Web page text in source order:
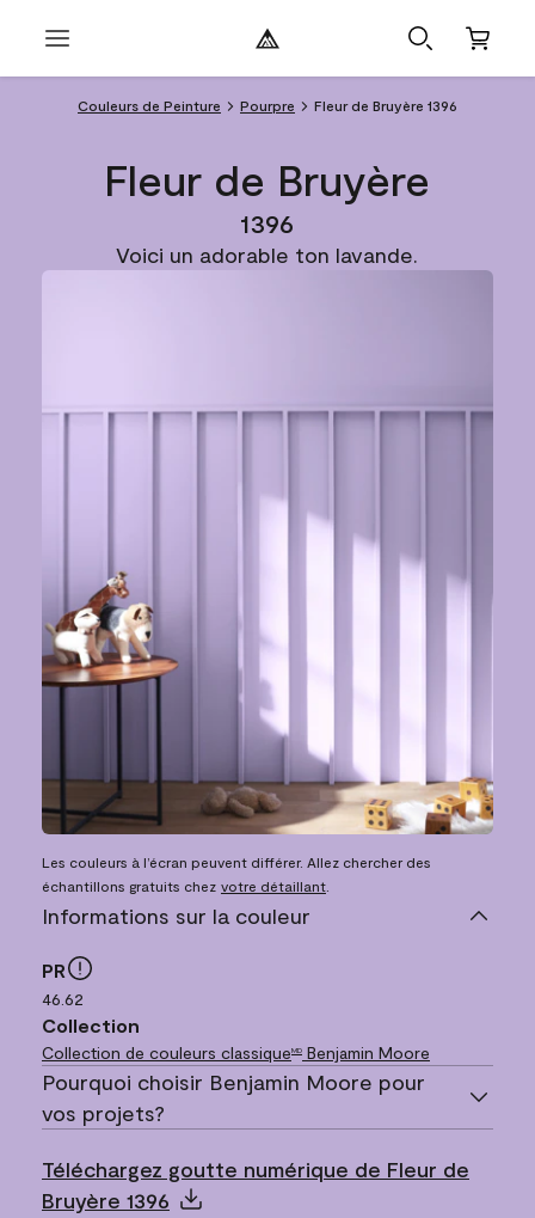
Couleurs de Peinture Pourpre Fleur de Bruyère 1396
Fleur de Bruyère
1396
Voici un adorable ton lavande.
Les couleurs à l’écran peuvent différer. Allez chercher des
échantillons gratuits chez votre détaillant
Informations sur la couleur
PR
46.62
Collection
Collection de couleurs classiqueMD Benjamin Moore
Pourquoi choisir Benjamin Moore pour
vos projets?
Téléchargez goutte numérique de Fleur de
Bruyère 1396